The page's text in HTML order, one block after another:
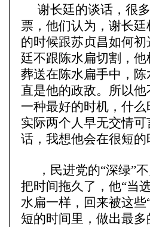
谢长廷的谈话，很
票，他们认为，谢长
的时候跟苏贞昌如何
廷不跟陈水扁切割，
葬送在陈水扁手中，
直是他的政敌。所以
一种最好的时机，什
实际两个人早无交情
话，我想他会在很短
，民进党的“深绿”
把时间拖久了，他“当
水扁一样，回来被这
短的时间里，做出最